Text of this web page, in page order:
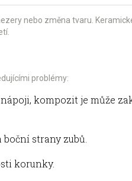
nebo změna tvaru.
problémy:
kompozit je může
strany zubů.
korunky.